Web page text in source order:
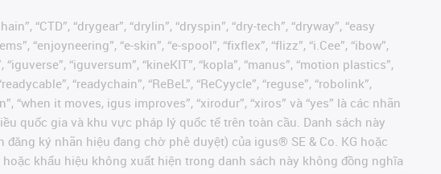
“CTD”, “drygear”, “drylin”, “dryspin”, “dry-tech”, “dryway”, “easy
“enjoyneering”, “e-skin”, “e-spool”, “fixflex”, “flizz”, “i.Cee”, “ibow”,
“iguversum”, “kineKIT”, “kopla”, “manus”, “motion plastics”,
“readychain”, “ReBeL”, “ReCyycle”, “reguse”, “robolink”,
“when it moves, igus improves”, “xirodur”, “xiros” và “yes” là các nhãn
quốc gia và khu vực pháp lý quốc tế trên toàn cầu. Danh sách này
ký nhãn hiệu đang chờ phê duyệt) của igus® SE & Co. KG hoặc
khẩu hiệu không xuất hiện trong danh sách này không đồng nghĩa